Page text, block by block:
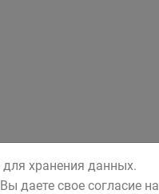
для хранения данных.
даете свое согласие на